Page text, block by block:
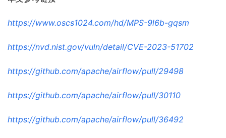
https://www.oscs1024.com/hd/MPS-9l6b-gqsm
https://nvd.nist.gov/vuln/detail/CVE-2023-51702
https://github.com/apache/airflow/pull/29498
https://github.com/apache/airflow/pull/30110
https://github.com/apache/airflow/pull/36492